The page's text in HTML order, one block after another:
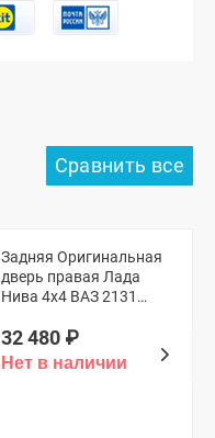
Задняя Оригинальная
дверь правая Лада
Нива 4х4 ВАЗ 2131
690)
32 480 ₽